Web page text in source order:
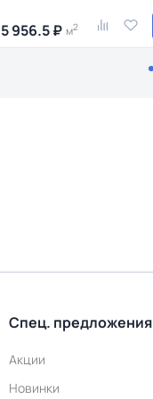
5 956.5 ₽ м2
Спец. предложения
Акции
Новинки